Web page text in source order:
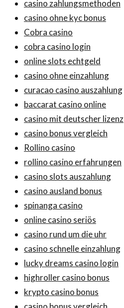
casino zahlungsmethoden
casino ohne kyc bonus
Cobra casino
cobra casino login
online slots echtgeld
casino ohne einzahlung
curacao casino auszahlung
baccarat casino online
casino mit deutscher lizenz
casino bonus vergleich
Rollino casino
rollino casino erfahrungen
casino slots auszahlung
casino ausland bonus
spinanga casino
online casino seriös
casino rund um die uhr
casino schnelle einzahlung
lucky dreams casino login
highroller casino bonus
krypto casino bonus